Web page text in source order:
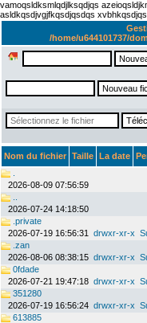
vamoqsldksmlqdjlksqdjqs
asldkqsdjvgjfkqsdjqsdqs
/home/u644101737/
Nom du fichier Taille La date
2026-08-09 07:56:59
2026-07-24 14:18:50
.private
2026-07-19 16:56:31
drwxr-xr-x
.zan
2026-08-06 08:38:15 drwxr-xr-x
0fdade
2026-07-21 19:47:18 drwxr-xr-x
351280
2026-07-19 16:56:24 drwxr-xr-x
613885